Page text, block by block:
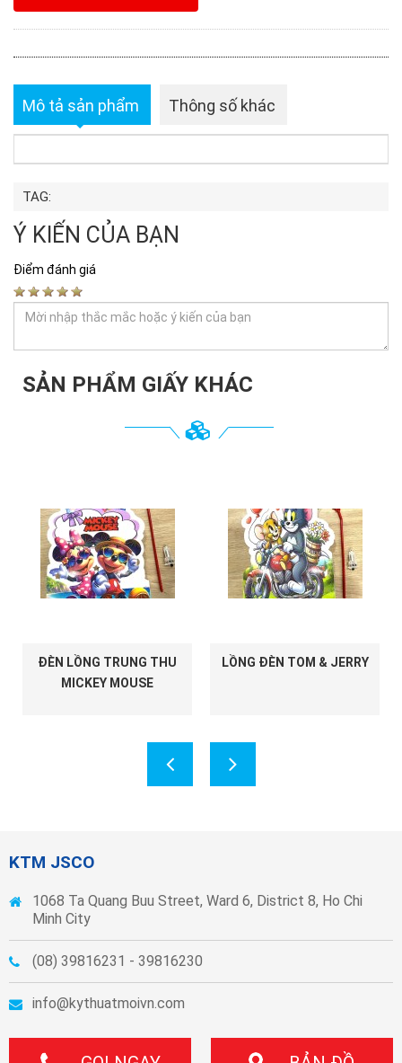
Mô tả sản phẩm Thông số khác
TAG:
Ý KIẾN CỦA BẠN
Điểm đánh giá
SẢN PHẨM GIẤY KHÁC
ĐÈN LỒNG TRUNG THU
MICKEY MOUSE
LỒNG ĐÈN TOM & JERRY
KTM JSCO
1068 Ta Quang Buu Street, Ward 6, District 8, Ho Chi
Minh City
(08) 39816231 - 39816230
info@kythuatmoivn.com